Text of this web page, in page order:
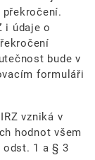
překročení.
i údaje o
bude v
formuláři
vzniká v
hodnot všem
odst. 1 a § 3